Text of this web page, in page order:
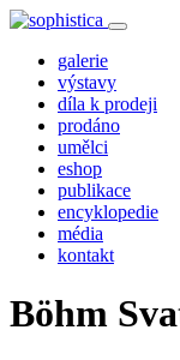
galerie
výstavy
díla k prodeji
prodáno
umělci
eshop
publikace
encyklopedie
média
kontakt
Böhm